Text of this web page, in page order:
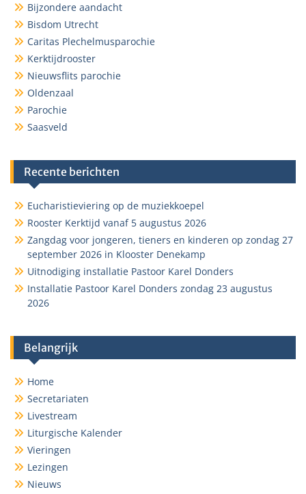
Bijzondere aandacht
Bisdom Utrecht
Caritas Plechelmusparochie
Kerktijdrooster
Nieuwsflits parochie
Oldenzaal
Parochie
Saasveld
Recente berichten
Eucharistieviering op de muziekkoepel
Rooster Kerktijd vanaf 5 augustus 2026
Zangdag voor jongeren, tieners en kinderen op zondag 27
september 2026 in Klooster Denekamp
Uitnodiging installatie Pastoor Karel Donders
Installatie Pastoor Karel Donders zondag 23 augustus
2026
Belangrijk
Home
Secretariaten
Livestream
Liturgische Kalender
Vieringen
Lezingen
Nieuws